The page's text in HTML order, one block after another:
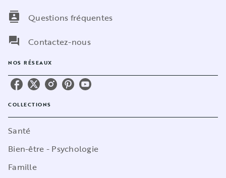
contacts
Questions fréquentes
question_answer
Contactez-nous
NOS RÉSEAUX
COLLECTIONS
Santé
Bien-être - Psychologie
Famille